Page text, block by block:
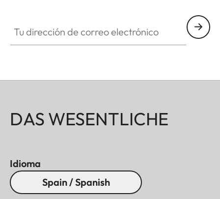
DAS WESENTLICHE
Idioma
Spain / Spanish